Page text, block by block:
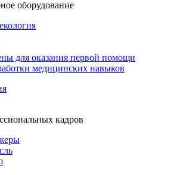
оборудование
для оказания первой помощи
медицинских навыков
кадров